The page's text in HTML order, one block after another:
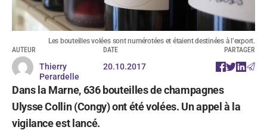
Les bouteilles volées sont numérotées et étaient destinées à l’export.
AUTEUR
Thierry
Perardelle
DATE
20.10.2017
PARTAGER
Dans la Marne, 636 bouteilles de champagnes
Ulysse Collin (Congy) ont été volées. Un appel à la
vigilance est lancé.